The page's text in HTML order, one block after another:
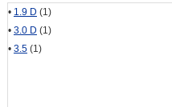
• 1.9 D (1)
• 3.0 D (1)
• 3.5(1)